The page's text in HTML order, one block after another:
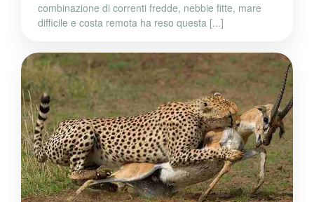
combinazione di correnti fredde, nebbie fitte, mare
difficile e costa remota ha reso questa [...]